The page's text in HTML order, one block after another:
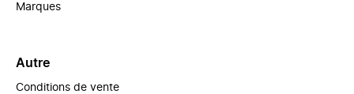
Marques
Autre
Conditions de vente